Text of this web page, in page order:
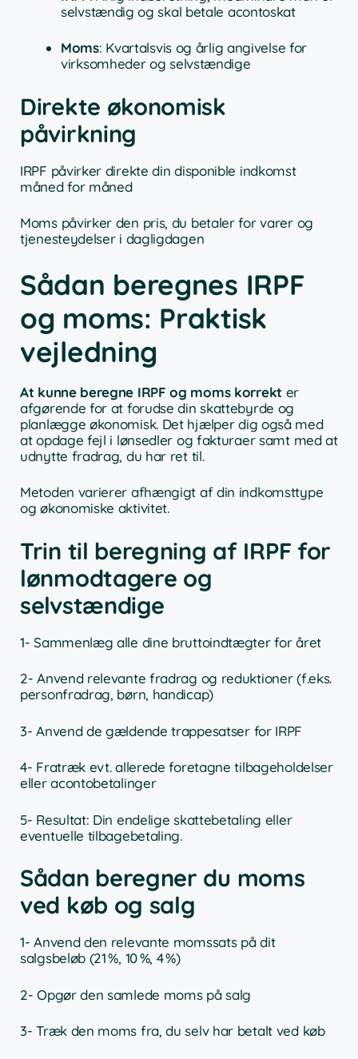
selvstændig og skal betale acontoskat
Moms: Kvartalsvis og årlig angivelse for
virksomheder og selvstændige
Direkte økonomisk
påvirkning
IRPF påvirker direkte din disponible indkomst
måned for måned
Moms påvirker den pris, du betaler for varer og
tjenesteydelser i dagligdagen
Sådan beregnes IRPF
og moms: Praktisk
vejledning
At kunne beregne IRPF og moms korrekt er
afgørende for at forudse din skattebyrde og
planlægge økonomisk. Det hjælper dig også med
at opdage fejl i lønsedler og fakturaer samt med at
udnytte fradrag, du har ret til.
Metoden varierer afhængigt af din indkomsttype
og økonomiske aktivitet.
Trin til beregning af IRPF for
lønmodtagere og
selvstændige
1- Sammenlæg alle dine bruttoindtægter for året
2- Anvend relevante fradrag og reduktioner (f.eks.
personfradrag, børn, handicap)
3- Anvend de gældende trappesatser for IRPF
4- Fratræk evt. allerede foretagne tilbageholdelser
eller acontobetalinger
5- Resultat: Din endelige skattebetaling eller
eventuelle tilbagebetaling.
Sådan beregner du moms
ved køb og salg
1- Anvend den relevante momssats på dit
salgsbeløb (21 %, 10 %, 4 %)
2- Opgør den samlede moms på salg
3- Træk den moms fra, du selv har betalt ved køb